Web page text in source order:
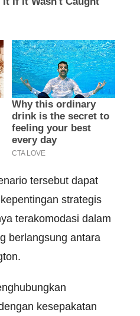
tersebut dapat
strategis
terakomodasi dalam
berlangsung antara
kesepakatan